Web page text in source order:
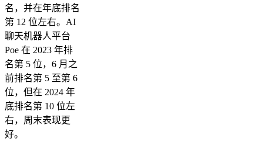
名，并在年底排名
第 12 位左右。AI
聊天机器人平台
Poe 在 2023 年排
名第 5 位，6 月之
前排名第 5 至第 6
位，但在 2024 年
底排名第 10 位左
右，周末表现更
好。